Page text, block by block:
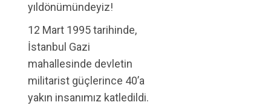
yıldönümündeyiz!
12 Mart 1995 tarihinde,
İstanbul Gazi
mahallesinde devletin
militarist güçlerince 40’a
yakın insanımız katledildi.